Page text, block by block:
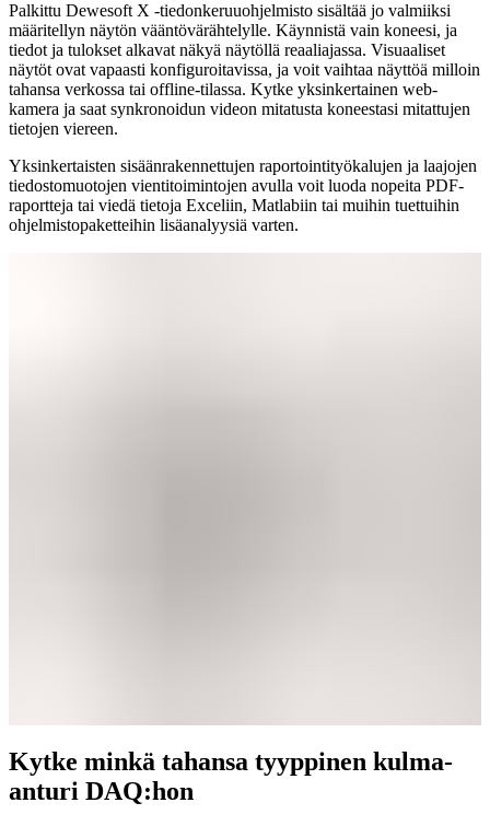
Palkittu Dewesoft X -tiedonkeruuohjelmisto sisältää jo valmiiksi
määritellyn näytön vääntövärähtelylle. Käynnistä vain koneesi, ja
tiedot ja tulokset alkavat näkyä näytöllä reaaliajassa. Visuaaliset
näytöt ovat vapaasti konfiguroitavissa, ja voit vaihtaa näyttöä milloin
tahansa verkossa tai offline-tilassa. Kytke yksinkertainen web-
kamera ja saat synkronoidun videon mitatusta koneestasi mitattujen
tietojen viereen.
Yksinkertaisten sisäänrakennettujen raportointityökalujen ja laajojen
tiedostomuotojen vientitoimintojen avulla voit luoda nopeita PDF-
raportteja tai viedä tietoja Exceliin, Matlabiin tai muihin tuettuihin
ohjelmistopaketteihin lisäanalyysiä varten.
Kytke minkä tahansa tyyppinen kulma-
anturi DAQ:hon